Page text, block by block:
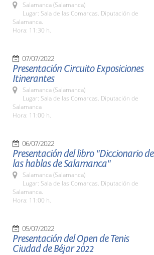
Salamanca (Salamanca)
Lugar: Sala de las Comarcas. Diputación de
Salamanca.
Hora: 11:30 h.
07/07/2022
Presentación Circuito Exposiciones
Itinerantes
Salamanca (Salamanca)
Lugar: Sala de las Comarcas. Diputación de
Salamanca
Hora: 11:00 h.
06/07/2022
Presentación del libro "Diccionario de
las hablas de Salamanca"
Salamanca (Salamanca)
Lugar: Sala de las Comarcas. Diputación de
Salamanca.
Hora: 11:00 h.
05/07/2022
Presentación del Open de Tenis
Ciudad de Béjar 2022